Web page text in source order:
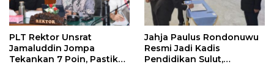
PLT Rektor Unsrat
Jamaluddin Jompa
Tekankan 7 Poin, Pastikan
Jahja Paulus Rondonuwu
Resmi Jadi Kadis
Pendidikan Sulut,